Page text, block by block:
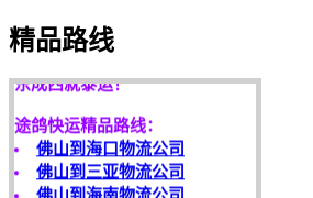
精品路线
天开地辟宏基，
东成西就泰运！
途鸽快运精品路线：
佛山到海口物流公司
佛山到三亚物流公司
佛山到海南物流公司
佛山到南宁物流公司